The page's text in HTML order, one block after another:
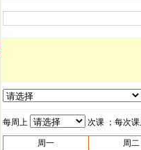
每周上 次课 ；每次
周一
周二